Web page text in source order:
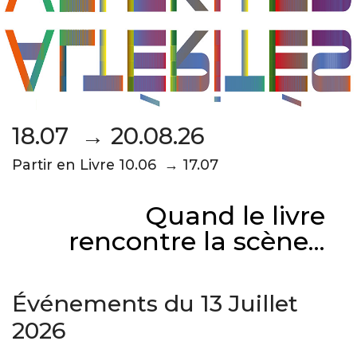
18.07 → 20.08.26
Partir en Livre 10.06 → 17.07
Quand le livre
rencontre la scène...
Événements du 13 Juillet
2026